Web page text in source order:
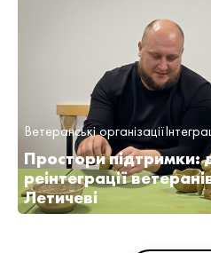
Ветеранські організації
Простори підтримки:
реінтеграції
Летичеві